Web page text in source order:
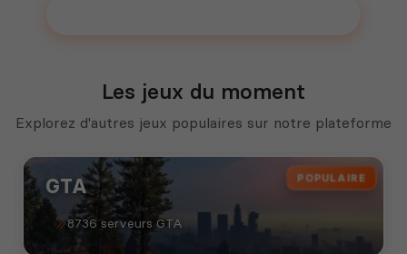
Les jeux du moment
Explorez d'autres jeux populaires sur notre plateforme
POPULAIRE
GTA
8736 serveurs GTA